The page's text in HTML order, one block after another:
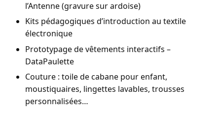
l’Antenne (gravure sur ardoise)
Kits pédagogiques d’introduction au textile
électronique
Prototypage de vêtements interactifs –
DataPaulette
Couture : toile de cabane pour enfant,
moustiquaires, lingettes lavables, trousses
personnalisées…